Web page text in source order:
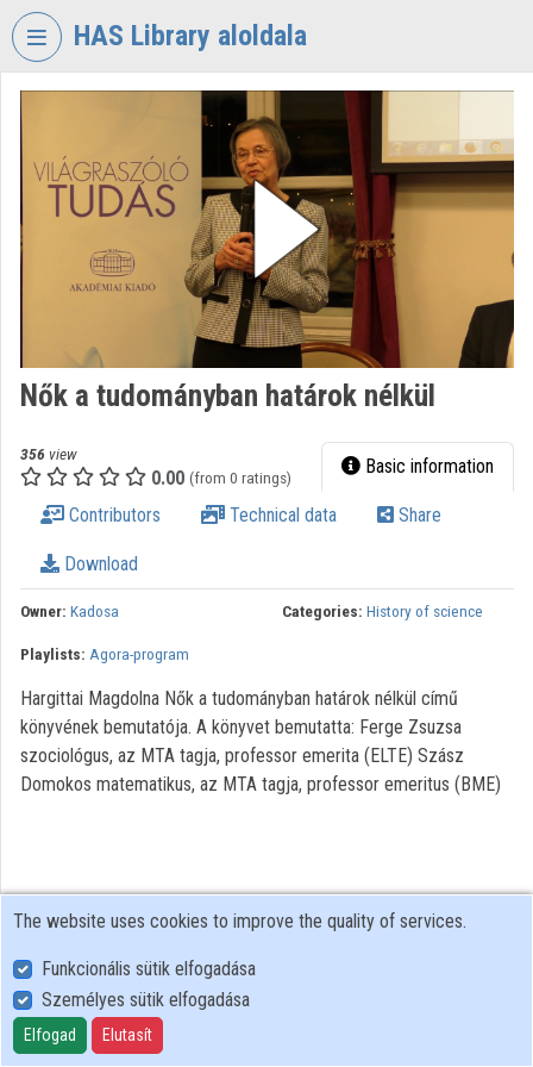
Skip header
HAS Library aloldala
HUNGARIAN
SCIENCES
LIBRARY
Log In
Categories
Organization playlists
Nők a tudományban határok nélkül
356 view
0.00 (from 0 ratings) Basic information
Contributors Technical data Share
Download
Owner: Kadosa Categories: History of science
Playlists: Agora-program
Hargittai Magdolna Nők a tudományban határok nélkül című
könyvének bemutatója. A könyvet bemutatta: Ferge Zsuzsa
szociológus, az MTA tagja, professor emerita (ELTE) Szász
Domokos matematikus, az MTA tagja, professor emeritus (BME)
User Policy
Adatkezelési tájékoztató (en)
Cookie Policy
The website uses cookies to improve the quality of services.
Funkcionális sütik elfogadása
Személyes sütik elfogadása
Elfogad Elutasít